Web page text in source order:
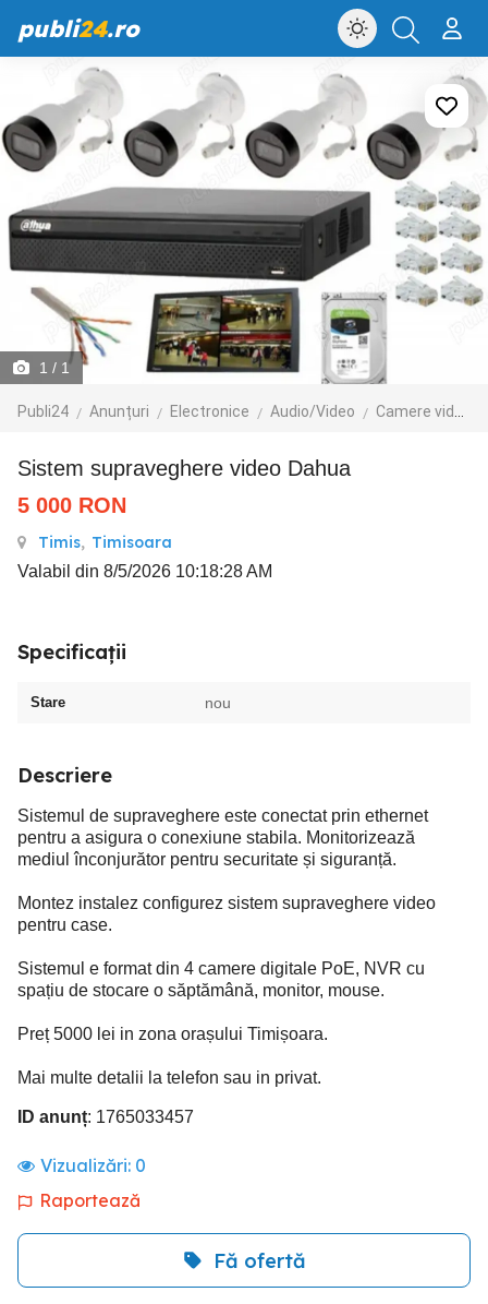
publi24.ro
1 / 1
Publi24 Anunțuri Electronice Audio/Video Camere video
Sistem supraveghere video Dahua
5 000 RON
Timis, Timisoara
Valabil din 8/5/2026 10:18:28 AM
Specificații
Stare nou
Descriere
Sistemul de supraveghere este conectat prin ethernet
pentru a asigura o conexiune stabila. Monitorizează
mediul înconjurător pentru securitate și siguranță.
Montez instalez configurez sistem supraveghere video
pentru case.
Sistemul e format din 4 camere digitale PoE, NVR cu
spațiu de stocare o săptămână, monitor, mouse.
Preț 5000 lei in zona orașului Timișoara.
Mai multe detalii la telefon sau in privat.
ID anunț: 1765033457
Vizualizări: 0
Raportează
Fă ofertă